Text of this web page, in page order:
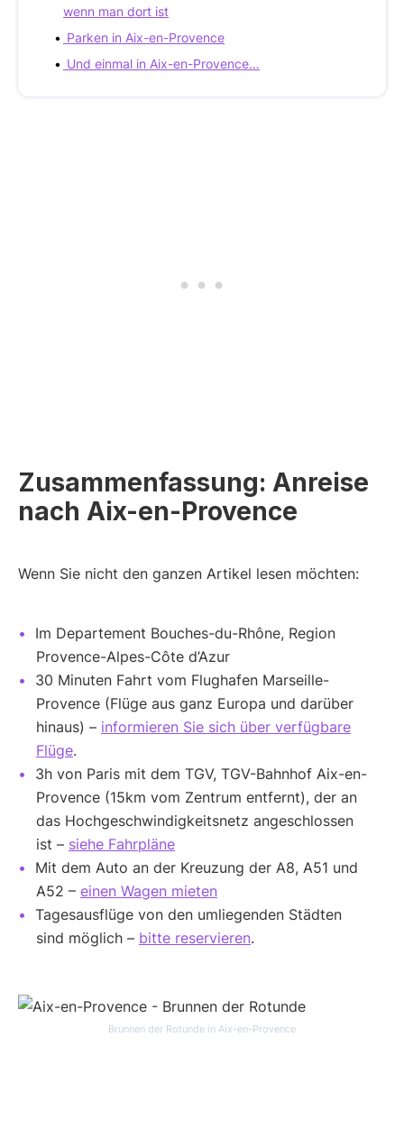
wenn man dort ist
Parken in Aix-en-Provence
Und einmal in Aix-en-Provence…
Zusammenfassung: Anreise
nach Aix-en-Provence
Wenn Sie nicht den ganzen Artikel lesen möchten:
Im Departement Bouches-du-Rhône, Region
Provence-Alpes-Côte d’Azur
30 Minuten Fahrt vom Flughafen Marseille-
Provence (Flüge aus ganz Europa und darüber
hinaus) – informieren Sie sich über verfügbare
Flüge.
3h von Paris mit dem TGV, TGV-Bahnhof Aix-en-
Provence (15km vom Zentrum entfernt), der an
das Hochgeschwindigkeitsnetz angeschlossen
ist – siehe Fahrpläne
Mit dem Auto an der Kreuzung der A8, A51 und
A52 – einen Wagen mieten
Tagesausflüge von den umliegenden Städten
sind möglich – bitte reservieren.
Brunnen der Rotunde in Aix-en-Provence